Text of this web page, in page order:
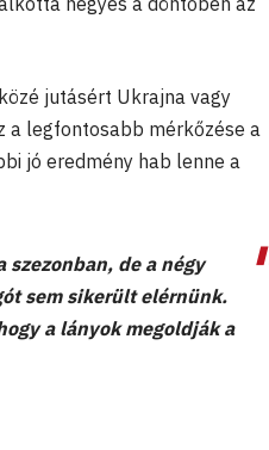
jutásért Ukrajna vagy
a legfontosabb mérkőzése a
jó eredmény hab lenne a
de a négy
sem sikerült elérnünk.
a lányok megoldják a